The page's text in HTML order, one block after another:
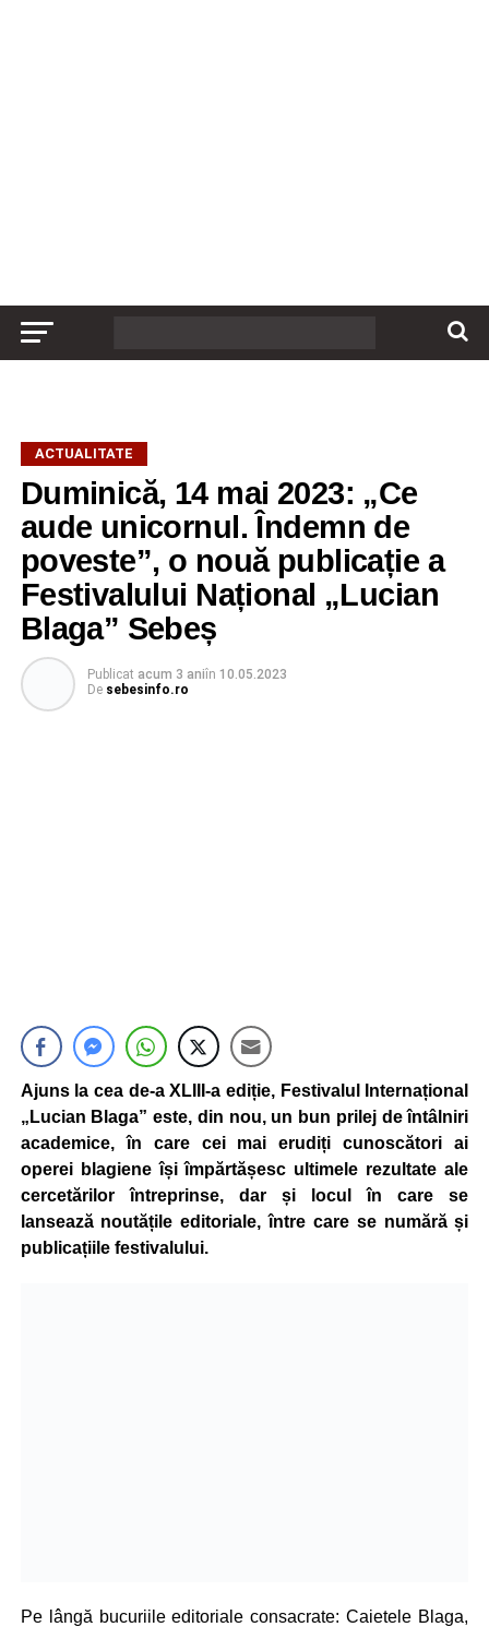
ACTUALITATE
Duminică, 14 mai 2023: „Ce
aude unicornul. Îndemn de
poveste”, o nouă publicație a
Festivalului Național „Lucian
Blaga” Sebeș
Publicat acum 3 aniîn 10.05.2023
De sebesinfo.ro
Ajuns la cea de-a XLIII-a ediție, Festivalul Internațional
„Lucian Blaga” este, din nou, un bun prilej de întâlniri
academice, în care cei mai erudiți cunoscători ai
operei blagiene își împărtășesc ultimele rezultate ale
cercetărilor întreprinse, dar și locul în care se
lansează noutățile editoriale, între care se numără și
publicațiile festivalului.
Pe lângă bucuriile editoriale consacrate: Caietele Blaga,